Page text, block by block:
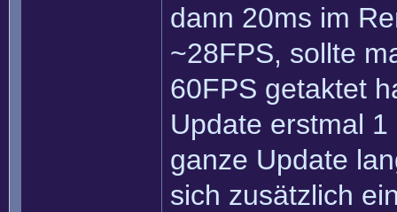
dann 20ms im
~28FPS, sollte
60FPS getaktet
Update erstmal
ganze Update
sich zusätzlich